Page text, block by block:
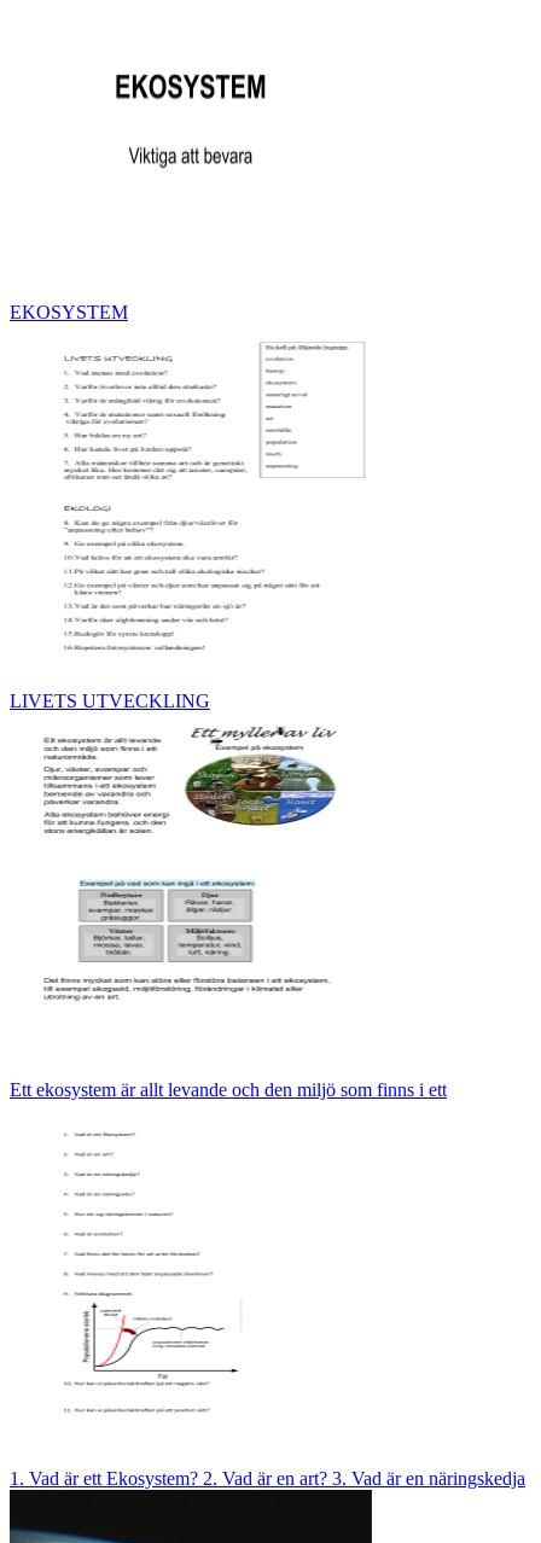
EKOSYSTEM
LIVETS UTVECKLING
Ett ekosystem är allt levande och den miljö som finns i ett
1. Vad är ett Ekosystem? 2. Vad är en art? 3. Vad är en näringskedja